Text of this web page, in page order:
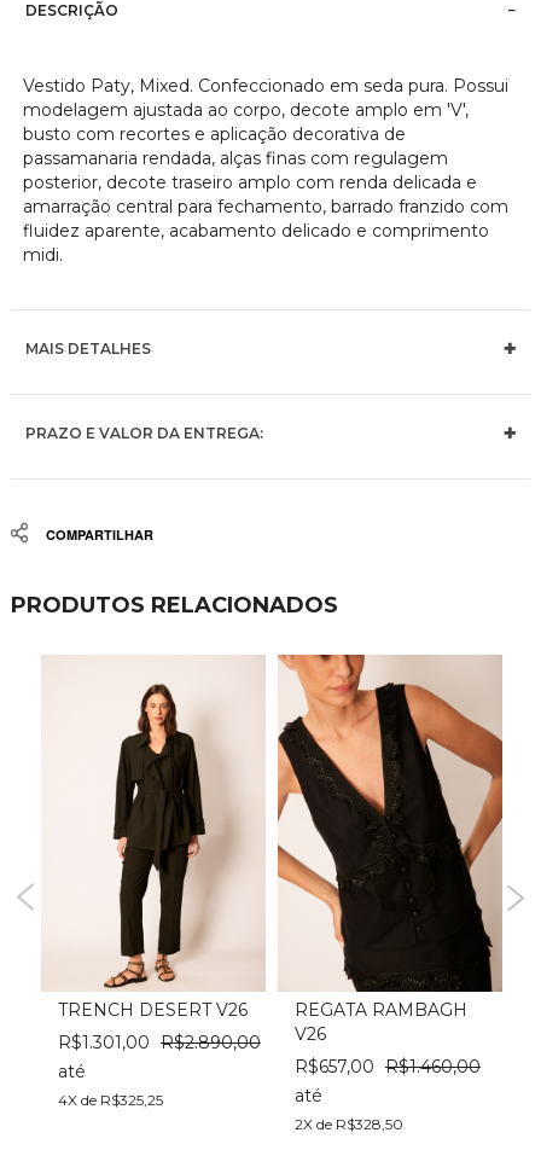
DESCRIÇÃO
Vestido Paty, Mixed. Confeccionado em seda pura. Possui
modelagem ajustada ao corpo, decote amplo em 'V',
busto com recortes e aplicação decorativa de
passamanaria rendada, alças finas com regulagem
posterior, decote traseiro amplo com renda delicada e
amarração central para fechamento, barrado franzido com
fluidez aparente, acabamento delicado e comprimento
midi.
MAIS DETALHES
PRAZO E VALOR DA ENTREGA:
Share
PRODUTOS RELACIONADOS
TRENCH DESERT V26
R$1.301,00 R$2.890,00
até
4X de R$325,25
REGATA RAMBAGH
V26
R$657,00 R$1.460,00
até
2X de R$328,50